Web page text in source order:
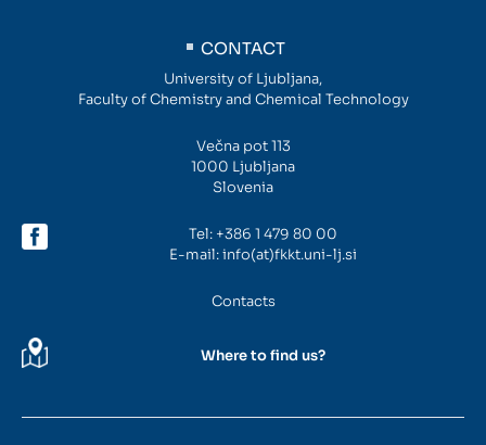
SL
CONTACT
University of Ljubljana,
Faculty of Chemistry and Chemical Technology
Večna pot 113
1000 Ljubljana
Slovenia
Tel: +386 1 479 80 00
E-mail:info(at)fkkt.uni-lj.si
Contacts
Where to find us?